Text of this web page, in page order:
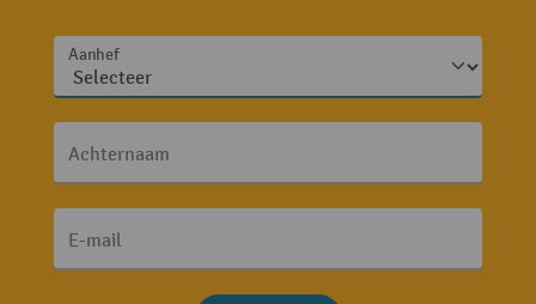
Aanhef
Achternaam
E-mail